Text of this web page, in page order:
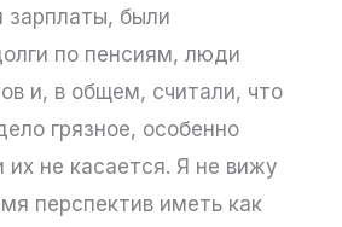
зарплаты, были
по пенсиям, люди
и, в общем, считали, что
грязное, особенно
их не касается. Я не вижу
перспектив иметь как